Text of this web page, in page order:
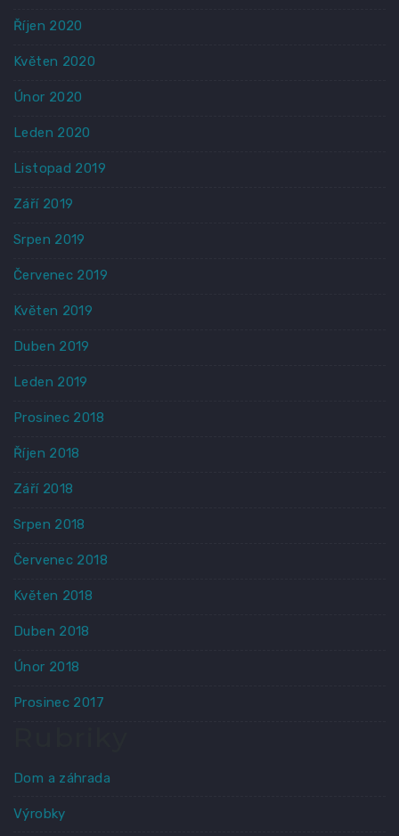
Říjen 2020
Květen 2020
Únor 2020
Leden 2020
Listopad 2019
Září 2019
Srpen 2019
Červenec 2019
Květen 2019
Duben 2019
Leden 2019
Prosinec 2018
Říjen 2018
Září 2018
Srpen 2018
Červenec 2018
Květen 2018
Duben 2018
Únor 2018
Prosinec 2017
Dom a záhrada
Výrobky